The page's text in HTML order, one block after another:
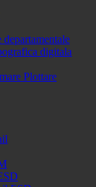
digitala
Plottare